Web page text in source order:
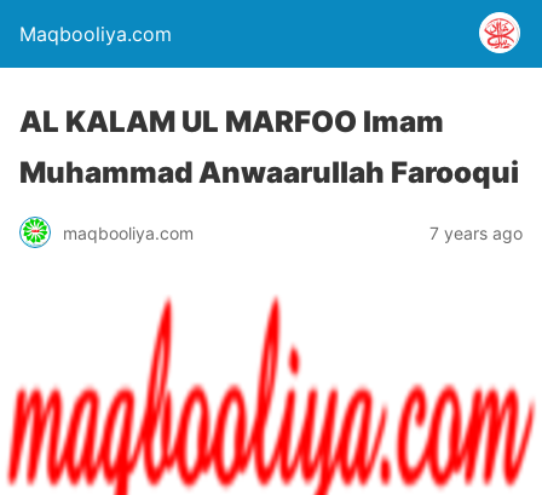
Maqbooliya.com
AL KALAM UL MARFOO Imam
Muhammad Anwaarullah Farooqui
maqbooliya.com 7 years ago